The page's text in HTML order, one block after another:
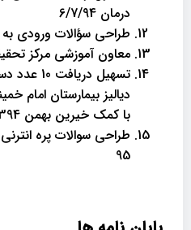
درمان 6/7/94
طراحی سؤالات ورودی به
معاون آموزشی مرکز تحقیقات
تسهیل
دیالیز بیمارستان امام
با کمک خیرین بهمن 1394
95